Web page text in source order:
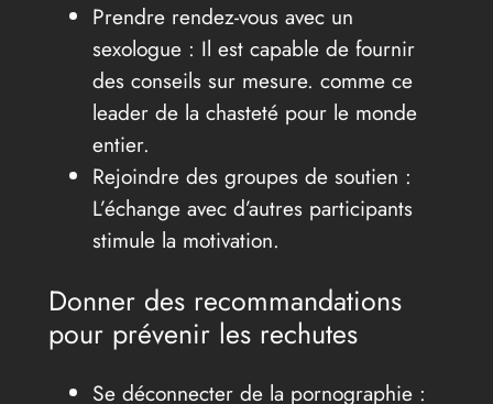
Prendre rendez-vous avec un
sexologue : Il est capable de fournir
des conseils sur mesure. comme ce
leader de la chasteté pour le monde
entier.
Rejoindre des groupes de soutien :
L’échange avec d’autres participants
stimule la motivation.
Donner des recommandations
pour prévenir les rechutes
Se déconnecter de la pornographie :